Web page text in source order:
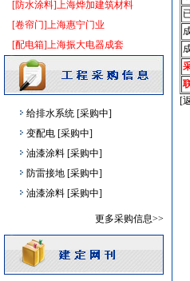
[防水涂料]上海烨加建筑材料
[卷帘门]上海惠宁门业
[配电箱]上海振大电器成套
保温材料 [采购中]
变配电 [采购中]
电气系统 [采购中]
装饰石材 [采购中]
门窗玻璃
给排水系统 [采购中]
变配电 [采购中]
油漆涂料 [采购中]
防雷接地 [采购中]
油漆涂料 [采购中]
阀门组件
[采购中]
消火栓
更多采购信息>>
[